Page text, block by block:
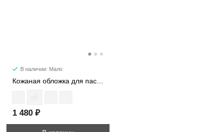
В наличии: Мало
Кожаная обложка для паспорта 537M
1 480 ₽